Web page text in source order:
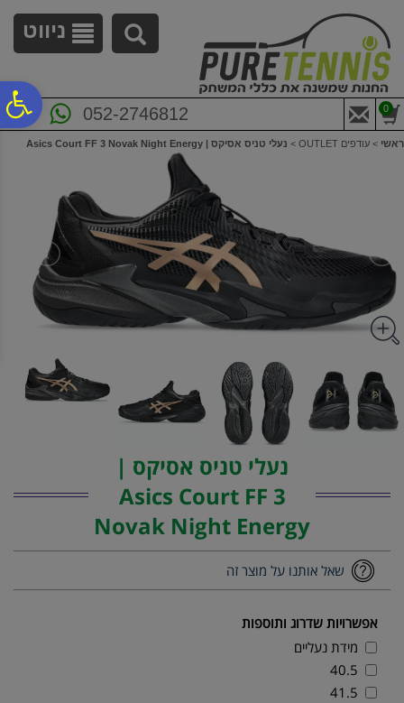
נגישות
ניווט
052-2746812 0
ראשי > עודפים OUTLET > נעלי טניס אסיקס | Asics Court FF 3 Novak Night Energy
נעלי טניס אסיקס |
Asics Court FF 3
Novak Night Energy
שאל אותנו על מוצר זה
אפשרויות שדרוג ותוספות
מידת נעליים
40.5
41.5